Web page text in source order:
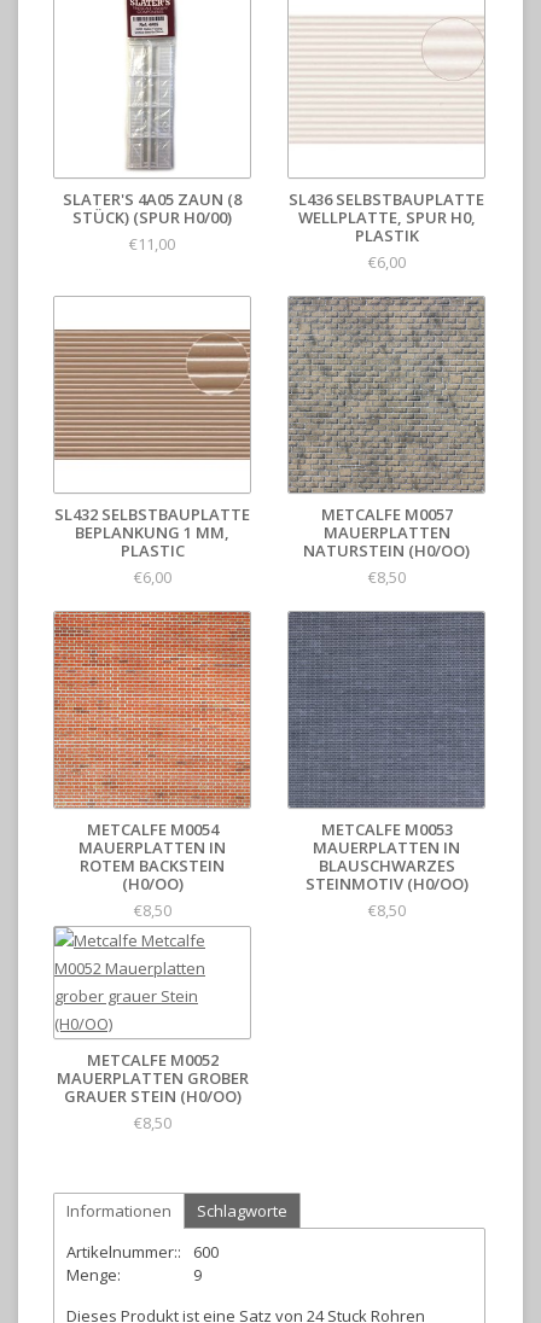
SLATER'S 4A05 ZAUN (8
STÜCK) (SPUR H0/00)
€11,00
SL436 SELBSTBAUPLATTE
WELLPLATTE, SPUR H0,
PLASTIK
€6,00
SL432 SELBSTBAUPLATTE
BEPLANKUNG 1 MM,
PLASTIC
€6,00
METCALFE M0057
MAUERPLATTEN
NATURSTEIN (H0/OO)
€8,50
METCALFE M0054
MAUERPLATTEN IN
ROTEM BACKSTEIN
(H0/OO)
€8,50
METCALFE M0053
MAUERPLATTEN IN
BLAUSCHWARZES
STEINMOTIV (H0/OO)
€8,50
METCALFE M0052
MAUERPLATTEN GROBER
GRAUER STEIN (H0/OO)
€8,50
Informationen
Schlagworte
Artikelnummer::
600
Menge:
9
Dieses Produkt ist eine Satz von 24 Stuck Rohren